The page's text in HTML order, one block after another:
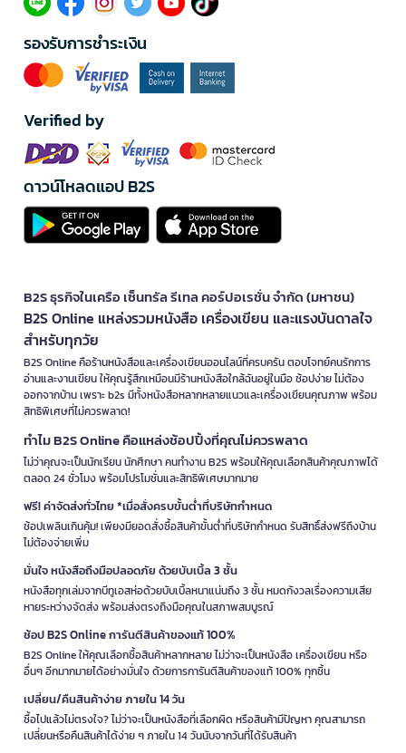
รองรับการชำระเงิน
Verified by
ดาวน์โหลดแอป B2S
B2S ธุรกิจในเครือ เซ็นทรัล รีเทล คอร์ปอเรชั่น จำกัด (มหาชน)
B2S Online แหล่งรวมหนังสือ เครื่องเขียน และแรงบันดาลใจ
สำหรับทุกวัย
B2S Online คือร้านหนังสือและเครื่องเขียนออนไลน์ที่ครบครัน ตอบโจทย์คนรักการ
อ่านและงานเขียน ให้คุณรู้สึกเหมือนมีร้านหนังสือใกล้ฉันอยู่ในมือ ช้อปง่าย ไม่ต้อง
ออกจากบ้าน เพราะ b2s มีทั้งหนังสือหลากหลายแนวและเครื่องเขียนคุณภาพ พร้อม
สิทธิพิเศษที่ไม่ควรพลาด!
ทำไม B2S Online คือแหล่งช้อปปิ้งที่คุณไม่ควรพลาด
ไม่ว่าคุณจะเป็นนักเรียน นักศึกษา คนทำงาน B2S พร้อมให้คุณเลือกสินค้าคุณภาพได้
ตลอด 24 ชั่วโมง พร้อมโปรโมชั่นและสิทธิพิเศษมากมาย
ฟรี! ค่าจัดส่งทั่วไทย *เมื่อสั่งครบขั้นต่ำที่บริษัทกำหนด
ช้อปเพลินเกินคุ้ม! เพียงมียอดสั่งซื้อสินค้าขั้นต่ำที่บริษัทกำหนด รับสิทธิ์ส่งฟรีถึงบ้าน
ไม่ต้องจ่ายเพิ่ม
มั่นใจ หนังสือถึงมือปลอดภัย ด้วยบับเบิ้ล 3 ชั้น
หนังสือทุกเล่มจากบีทูเอสห่อด้วยบับเบิ้ลหนาแน่นถึง 3 ชั้น หมดกังวลเรื่องความเสีย
หายระหว่างจัดส่ง พร้อมส่งตรงถึงมือคุณในสภาพสมบูรณ์
ช้อป B2S Online การันตีสินค้าของแท้ 100%
B2S Online ให้คุณเลือกซื้อสินค้าหลากหลาย ไม่ว่าจะเป็นหนังสือ เครื่องเขียน หรือ
อื่นๆ อีกมากมายได้อย่างมั่นใจ ด้วยการการันตีสินค้าของแท้ 100% ทุกชิ้น
เปลี่ยน/คืนสินค้าง่าย ภายใน 14 วัน
ซื้อไปแล้วไม่ตรงใจ? ไม่ว่าจะเป็นหนังสือที่เลือกผิด หรือสินค้ามีปัญหา คุณสามารถ
เปลี่ยนหรือคืนสินค้าได้ง่าย ๆ ภายใน 14 วันนับจากวันที่ได้รับสินค้า